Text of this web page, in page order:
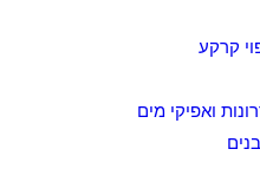
קרקע
ואפיקי מים